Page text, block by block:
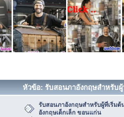
หัวข้อ: รับสอนภาอังกฤษสำหรับ
รับสอนภาอังกฤษสำหรับผู้ที่เริ่มต้
อังกฤษเด็กเล็ก ขอนแก่น